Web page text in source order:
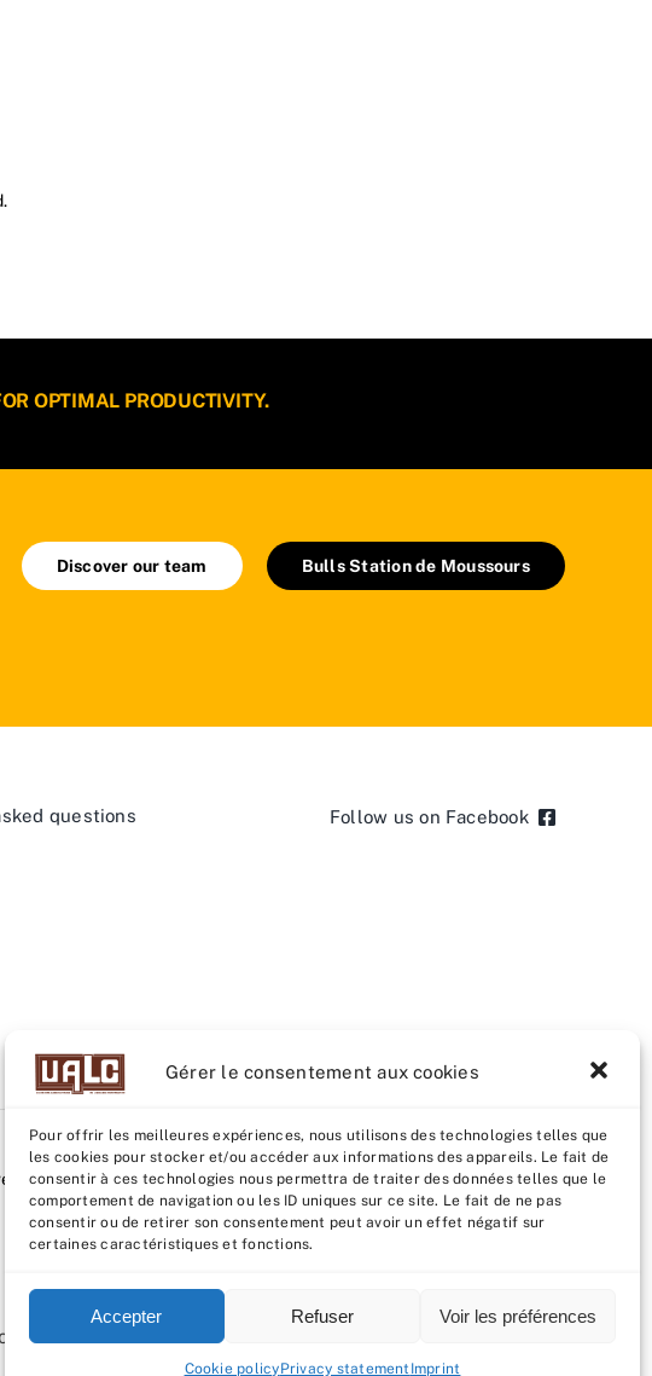
Gérer le consentement aux cookies
Pour offrir les meilleures expériences, nous utilisons des technologies telles que
les cookies pour stocker et/ou accéder aux informations des appareils. Le fait de
consentir à ces technologies nous permettra de traiter des données telles que le
comportement de navigation ou les ID uniques sur ce site. Le fait de ne pas
consentir ou de retirer son consentement peut avoir un effet négatif sur
certaines caractéristiques et fonctions.
Accepter Refuser Voir les préférences
Cookie policyPrivacy statement Imprint
OPTIMAL PRODUCTIVITY.
Discover our team Bulls Station de Moussours
questions Follow us on Facebook
byGrafistudio
Spanish